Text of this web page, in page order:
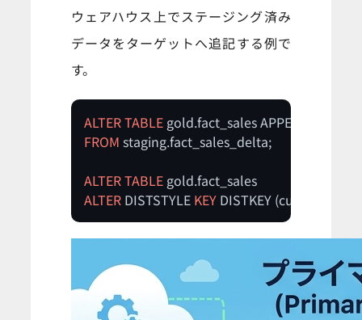
ウェアハウス上でステージング済み
データをターゲットへ追記する例で
す。
ALTERTABLE
FROM staging.fact_sales_delta;
ALTERTABLE
gold.fact_sales
ALTER DISTSTYLE KEY DISTKEY (customer_id);